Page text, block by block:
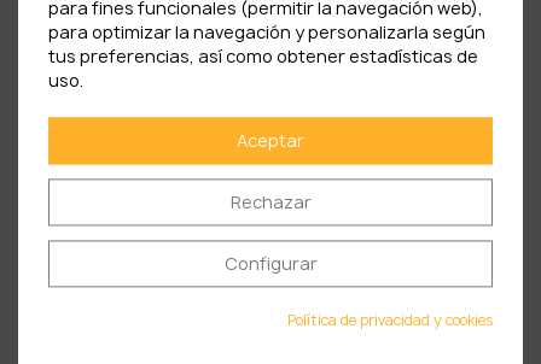
CORBATA DE SEDA AZUL
35,90 €
CORBATA DE SEDA
35,90 €
para fines funcionales (permitir la navegación web),
para optimizar la navegación y personalizarla según
tus preferencias, así como obtener estadísticas de
uso.
Aceptar
Rechazar
Configurar
Política de privacidad y cookies